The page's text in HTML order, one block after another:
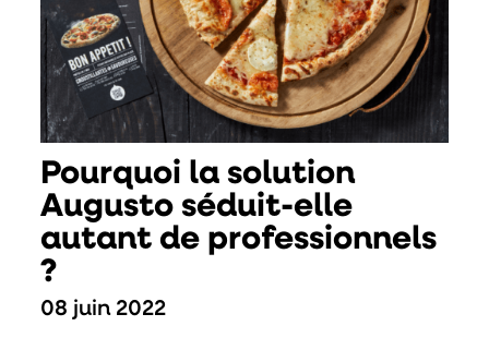
Pourquoi la solution
Augusto séduit-elle
autant de professionnels
?
08 juin 2022